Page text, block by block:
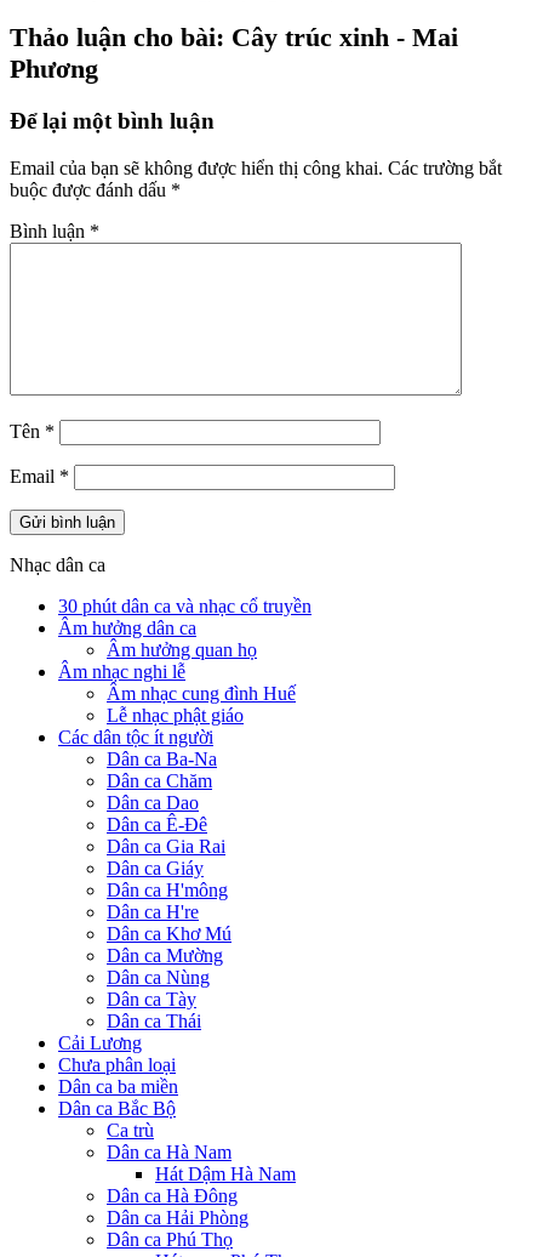
Thảo luận cho bài: Cây trúc xinh - Mai
Phương
Để lại một bình luận
Email của bạn sẽ không được hiển thị công khai. Các trường bắt
buộc được đánh dấu *
Bình luận *
Tên *
Email *
Nhạc dân ca
30 phút dân ca và nhạc cổ truyền
Âm hưởng dân ca
Âm hưởng quan họ
Âm nhạc nghi lễ
Âm nhạc cung đình Huế
Lễ nhạc phật giáo
Các dân tộc ít người
Dân ca Ba-Na
Dân ca Chăm
Dân ca Dao
Dân ca Ê-Đê
Dân ca Gia Rai
Dân ca Giáy
Dân ca H'mông
Dân ca H're
Dân ca Khơ Mú
Dân ca Mường
Dân ca Nùng
Dân ca Tày
Dân ca Thái
Cải Lương
Chưa phân loại
Dân ca ba miền
Dân ca Bắc Bộ
Ca trù
Dân ca Hà Nam
Hát Dậm Hà Nam
Dân ca Hà Đông
Dân ca Hải Phòng
Dân ca Phú Thọ